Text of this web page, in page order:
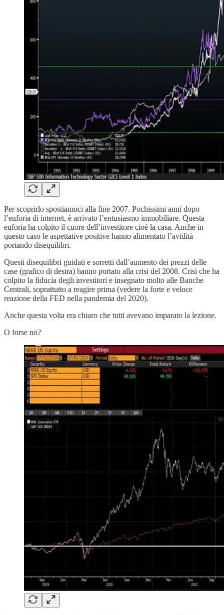
Per scoprirlo spostiamoci alla fine 2007. Pochissimi anni dopo
l’euforia di internet, è arrivato l’entusiasmo immobiliare. Questa
euforia ha colpito il cuore dell’investitore cioè la casa. Anche in
questo caso le aspettative positive hanno alimentato l’avidità
portando disequilibri.
Questi disequilibri guidati e sorretti dall’aumento dei prezzi delle
case (grafico di destra) hanno portato alla crisi del 2008. Crisi che ha
colpito la fiducia degli investitori e insegnato molto alle Banche
Centrali, soprattutto a reagire prima (vedere la forte e veloce
reazione della FED nella pandemia del 2020).
Anche questa volta era chiaro che tutti avevano imparato la lezione.
O forse no?